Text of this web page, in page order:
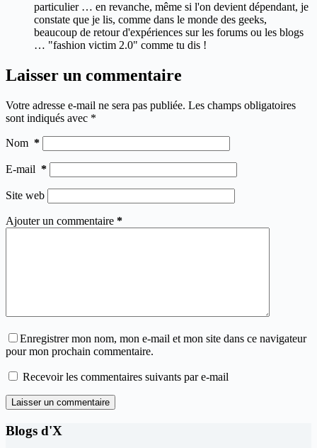
particulier … en revanche, même si l'on devient dépendant, je
constate que je lis, comme dans le monde des geeks,
beaucoup de retour d'expériences sur les forums ou les blogs
… "fashion victim 2.0" comme tu dis !
Laisser un commentaire
Votre adresse e-mail ne sera pas publiée. Les champs obligatoires
sont indiqués avec *
Nom *
E-mail *
Site web
Ajouter un commentaire *
Enregistrer mon nom, mon e-mail et mon site dans ce navigateur
pour mon prochain commentaire.
Recevoir les commentaires suivants par e-mail
Laisser un commentaire
Blogs d'X